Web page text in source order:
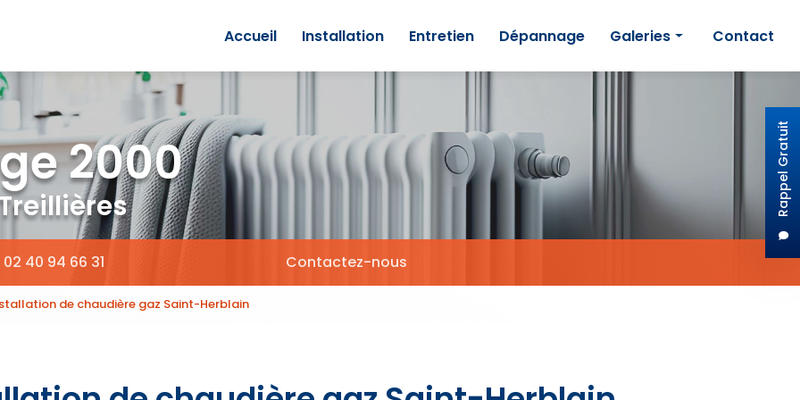
Rappel Gratuit
Accueil
Installation Entretien Dépannage Galeries
Dépannage de chaudière
Contact
2000
02 40 94 66 31 Contactez-nous
de chaudière gaz Saint-Herblain